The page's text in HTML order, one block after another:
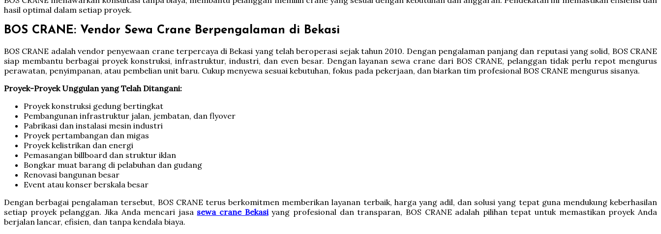
hasil optimal dalam setiap proyek.
BOS CRANE: Vendor Sewa Crane Berpengalaman di Bekasi
BOS CRANE adalah vendor penyewaan crane terpercaya di Bekasi yang telah beroperasi sejak tahun 2010. Dengan pengalaman panjang dan reputasi yang solid, BOS CRANE
siap membantu berbagai proyek konstruksi, infrastruktur, industri, dan even besar. Dengan layanan sewa crane dari BOS CRANE, pelanggan tidak perlu repot mengurus
perawatan, penyimpanan, atau pembelian unit baru. Cukup menyewa sesuai kebutuhan, fokus pada pekerjaan, dan biarkan tim profesional BOS CRANE mengurus sisanya.
Proyek-Proyek Unggulan yang Telah Ditangani:
Proyek konstruksi gedung bertingkat
Pembangunan infrastruktur jalan, jembatan, dan flyover
Pabrikasi dan instalasi mesin industri
Proyek pertambangan dan migas
Proyek kelistrikan dan energi
Pemasangan billboard dan struktur iklan
Bongkar muat barang di pelabuhan dan gudang
Renovasi bangunan besar
Event atau konser berskala besar
Dengan berbagai pengalaman tersebut, BOS CRANE terus berkomitmen memberikan layanan terbaik, harga yang adil, dan solusi yang tepat guna mendukung keberhasilan
setiap proyek pelanggan. Jika Anda mencari jasa sewa crane Bekasiyang profesional dan transparan, BOS CRANE adalah pilihan tepat untuk memastikan proyek Anda
berjalan lancar, efisien, dan tanpa kendala biaya.